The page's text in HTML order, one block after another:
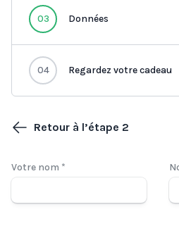
03 Données
04 Regardez votre cadeau
Retour à l’étape 2
Votre nom *